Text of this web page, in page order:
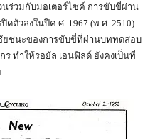
นร่วมกับมอเตอร์ไซค์ การขับขี่ผ่าน
ดตัวลงในปีค.ศ. 1967 (พ.ศ. 2510)
ยชนะของการขับขี่ที่ผ่านบททดสอบ
ทำให้รอยัล เอนฟิลด์ ยังคงเป็นที่